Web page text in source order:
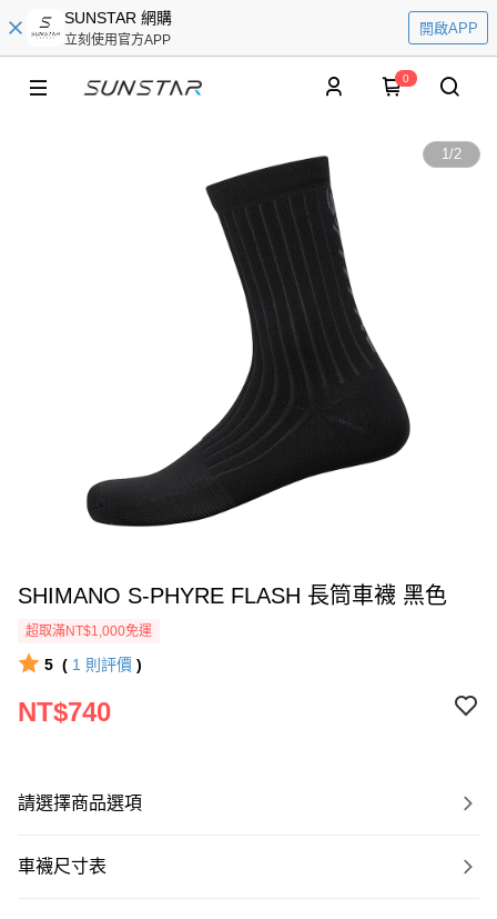
SUNSTAR 網購
立刻使用官方APP
開啟APP
0
1/2
SHIMANO S-PHYRE FLASH 長筒車襪 黑色
超取滿NT$1,000免運
5 ( 1 則評價 )
NT$740
請選擇商品選項
車襪尺寸表